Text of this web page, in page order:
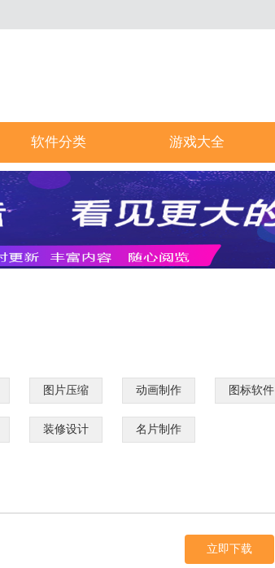
软件分类 游戏大全
图片压缩 动画制作 图标软件
装修设计 名片制作
立即下载